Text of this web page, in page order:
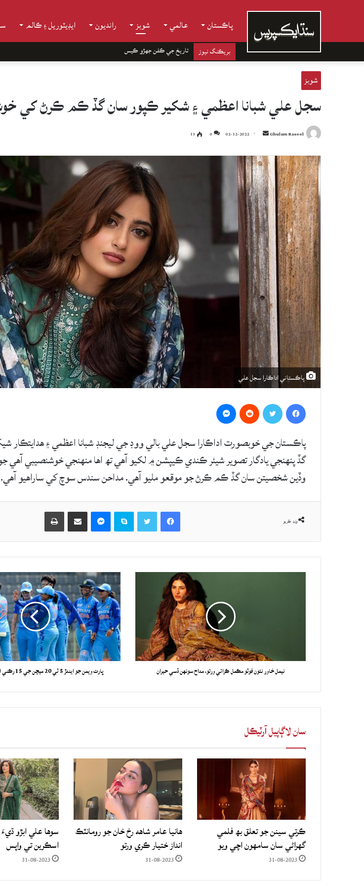
پاڪستان عالمي شوبز رانديون ايڊيٽوريل ۽ ڪالم
بريڪنگ نيوز تاريخ جي ڪفن جھڙو ڪيس
شوبز
سجل علي شبانا اعظمي ۽ شکير ڪپور سان گڏ ڪم ڪرڻ کي
Ghulam Rasool
Send
email
02-12-2022
0
13
پاڪستاني اداڪارا سجل علي
پاڪستان جي خوبصورت اداڪارا سجل علي بالي ووڊ جي ليجنڊ شبانا اعظمي ۽ هدايتڪار
گڏ پنهنجي يادگار تصوير شيئر ڪندي ڪيپشن ۾ لکيو آهي تھ اها منهنجي خوشنصيبي آهي
وڏين شخصيتن سان گڏ ڪم ڪرڻ جو موقعو مليو آهي. مداحن سندس سوچ کي ساراهيو آهي.
ونڊ ڪريو
Facebook
Skype حصيداري ڪريو اي ميل ذريعي
نيمل خاور نئون فوٽو مڪمل ڪرائي ورتو، مداح سونهن ڏسي حيران ڀارت ويمن جو ايندڙ 5 ٽي 20 ميچن جي 15 رڪني اسڪواڊ جو اعلان
سان لاڳاپيل آرٽيڪل
ڪرتي سينن جو تعلق بھ فلمي
گهراڻي سان سامهون اچي ويو
31-08-2023
هانيا عامر شاهه رخ خان جو رومانٽڪ
انداز ختيار ڪري ورتو
31-08-2023
سوها علي ابڙو
اسڪرين تي واپس
31-08-2023